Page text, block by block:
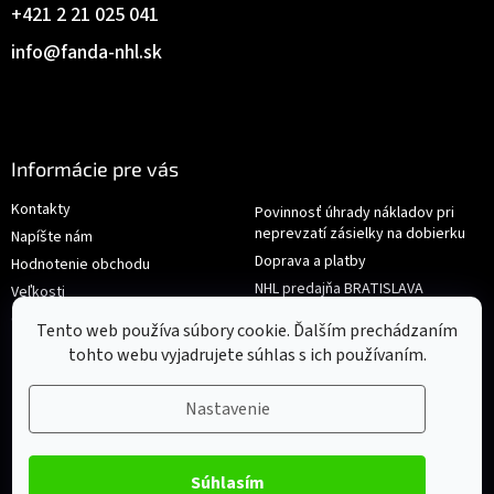
Tento web používa súbory cookie. Ďalším prechádzaním
tohto webu vyjadrujete súhlas s ich používaním.
Nastavenie
Súhlasím
info@fanda-nhl.sk
+421 2 21 025 041
Informácie pre vás
Kontakty
Napíšte nám
Hodnotenie obchodu
Veľkosti
Obchodné podmienky
Povinnosť úhrady nákladov pri
neprevzatí zásielky na dobierku
Doprava a platby
NHL predajňa BRATISLAVA
Reklamace/Výměna